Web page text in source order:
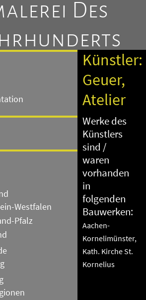
Des
Westfalen
Pfalz
Künstler:
Geuer,
Atelier
Werke des
Künstlers
sind /
waren
vorhanden
in
folgenden
Bauwerken:
Aachen-
Kornelimünster,
Kath. Kirche St.
Kornelius